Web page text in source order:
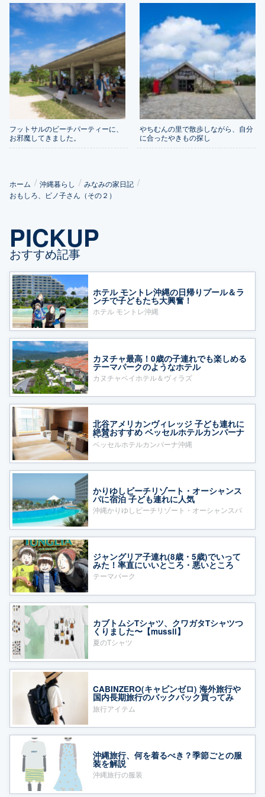
フットサルのビーチパーティーに、
お邪魔してきました。
やちむんの里で散歩しながら、自分
に合ったやきもの探し
ホーム 沖縄暮らし
みなみの家日記
おもしろ、ピノ子さん（その２）
PICKUP
おすすめ記事
ホテル モントレ沖縄の日帰りプール＆ラ
ンチで子どもたち大興奮！
ホテル モントレ沖縄
カヌチャ最高！0歳の子連れでも楽しめる
テーマパークのようなホテル
カヌチャベイホテル＆ヴィラズ
北谷アメリカンヴィレッジ 子ども連れに
絶賛おすすめ ベッセルホテルカンパーナ
沖縄
ベッセルホテルカンパーナ沖縄
かりゆしビーチリゾート・オーシャンス
パに宿泊 子ども連れに人気
沖縄かりゆしビーチリゾート・オーシャンスパ
ジャングリア子連れ(8歳・5歳)でいって
みた！率直にいいところ・悪いところ
テーマパーク
カブトムシTシャツ、クワガタTシャツつ
くりました〜【mussii】
夏のTシャツ
CABINZERO(キャビンゼロ) 海外旅行や
国内長期旅行のバックパック買ってみ
た！
旅行アイテム
沖縄旅行、何を着るべき？季節ごとの服
装を解説
沖縄旅行の服装